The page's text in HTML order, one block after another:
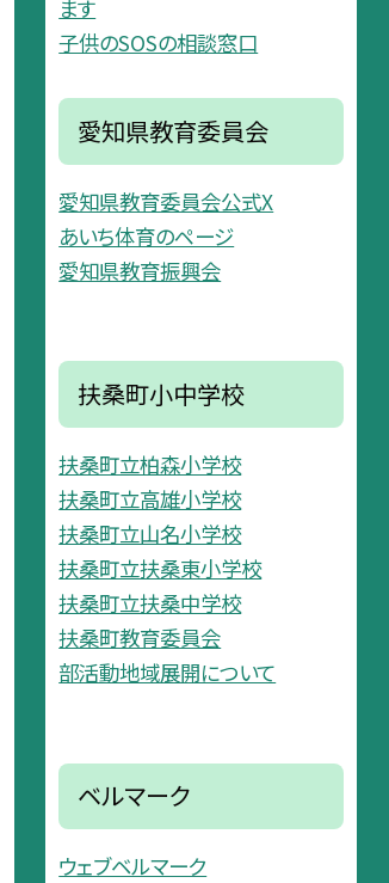
ます
子供のSOSの相談窓口
愛知県教育委員会
愛知県教育委員会公式X
あいち体育のページ
愛知県教育振興会
扶桑町小中学校
扶桑町立柏森小学校
扶桑町立高雄小学校
扶桑町立山名小学校
扶桑町立扶桑東小学校
扶桑町立扶桑中学校
扶桑町教育委員会
部活動地域展開について
ベルマーク
ウェブベルマーク